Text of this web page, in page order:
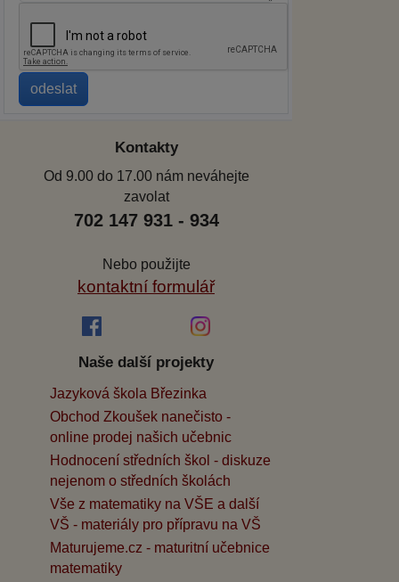
Kontakty
Od 9.00 do 17.00 nám neváhejte
zavolat
702 147 931 - 934
Nebo použijte
kontaktní formulář
Naše další projekty
Jazyková škola Březinka
Obchod Zkoušek nanečisto -
online prodej našich učebnic
Hodnocení středních škol - diskuze
nejenom o středních školách
Vše z matematiky na VŠE a další
VŠ - materiály pro přípravu na VŠ
Maturujeme.cz - maturitní učebnice
matematiky